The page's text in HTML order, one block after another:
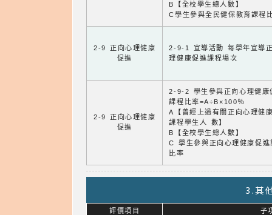
B【全校學生總人數】
C學生參與全民健保教育課程
2-9 正向心理健康
促進
2-9-1 宣導活動 每學年宣導
理健康促進課程場次
2-9 正向心理健康
促進
2-9-2 學生參與正向心理健康
課程比率=A÷B×100％
A【曾經上過有關正向心理健
課程學生人 數】
B【全校學生總人數】
C 學生參與正向心理健康促進
比率
3.其
評價項目 子